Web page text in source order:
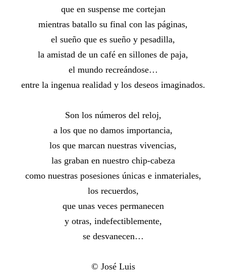
que en suspense me cortejan
mientras batallo su final con las páginas,
el sueño que es sueño y pesadilla,
la amistad de un café en sillones de paja,
el mundo recreándose…
entre la ingenua realidad y los deseos imaginados.
Son los números del reloj,
a los que no damos importancia,
los que marcan nuestras vivencias,
las graban en nuestro chip-cabeza
como nuestras posesiones únicas e inmateriales,
los recuerdos,
que unas veces permanecen
y otras, indefectiblemente,
se desvanecen…
© José Luis